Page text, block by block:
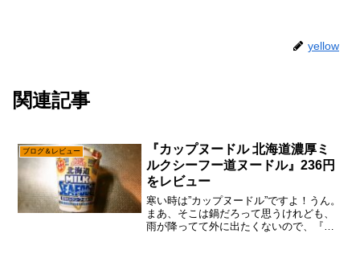
yellow
関連記事
ブログ＆レビュー
『カップヌードル 北海道濃厚ミ
ルクシーフー道ヌードル』236円
をレビュー
寒い時は”カップヌードル”ですよ！うん。
まあ、そこは鍋だろって思うけれども、
雨が降ってて外に出たくないので、『カ